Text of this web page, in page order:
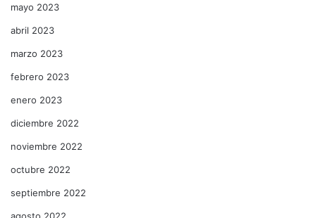
mayo 2023
abril 2023
marzo 2023
febrero 2023
enero 2023
diciembre 2022
noviembre 2022
octubre 2022
septiembre 2022
agosto 2022